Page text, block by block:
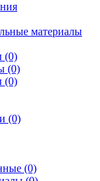
материалы
(0)
(0)
(0)
(0)
(0)